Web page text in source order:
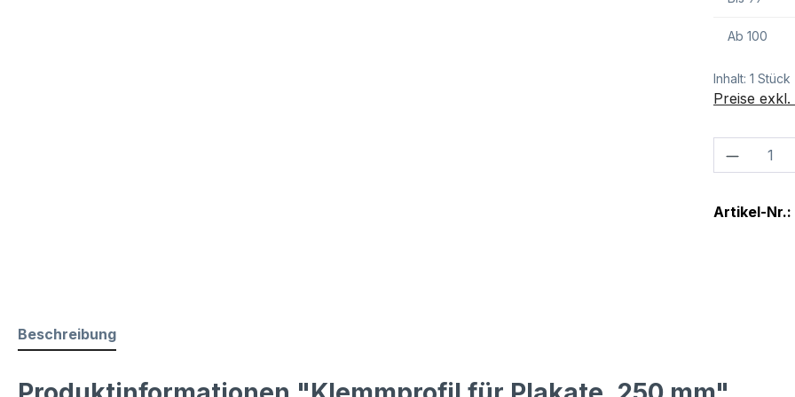
Ab 100
Inhalt: 1 Stück
Preise
Artikel-Nr.:
Beschreibung